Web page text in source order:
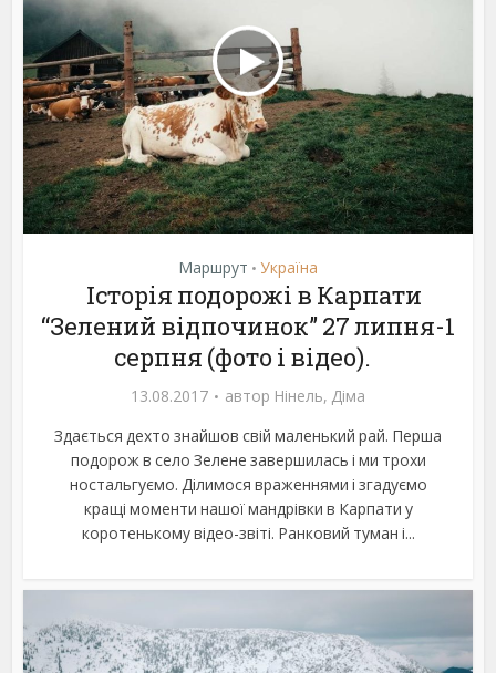
Маршрут • Україна
Історія подорожі в Карпати
“Зелений відпочинок” 27 липня-1
серпня (фото і відео).
13.08.2017 автор Нінель, Діма
Здається дехто знайшов свій маленький рай. Перша
подорож в село Зелене завершилась і ми трохи
ностальгуємо. Ділимося враженнями і згадуємо
кращі моменти нашої мандрівки в Карпати у
коротенькому відео-звіті. Ранковий туман і...